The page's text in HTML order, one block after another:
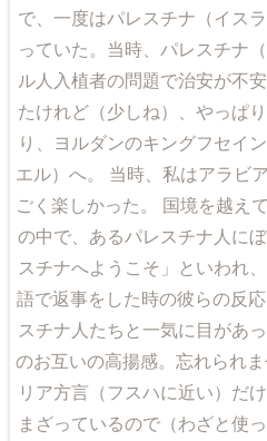
で、一度はパレスチナ（イス
っていた。当時、パレスチナ
ル人入植者の問題で治安が不
たけれど（少しね）、やっぱ
り、ヨルダンのキングフセイ
エル）へ。 当時、私はアラビ
ごく楽しかった。 国境を越え
の中で、あるパレスチナ人に
スチナへようこそ」といわれ
語で返事をした時の彼らの反
スチナ人たちと一気に目があ
のお互いの高揚感。忘れられ
リア方言（フスハに近い）だ
まざっているので（わざと使